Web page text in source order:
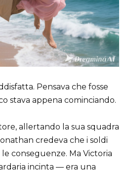
Pensava che fosse
stava appena cominciando.
allertando la sua squadra
credeva che i soldi
conseguenze. Ma Victoria
incinta — era una